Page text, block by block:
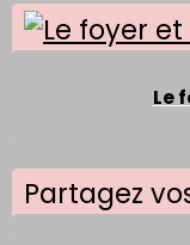
Le
Partagez